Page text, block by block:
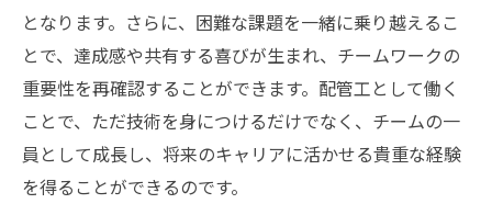
となります。さらに、困難な課題を一緒に乗り越えるこ
とで、達成感や共有する喜びが生まれ、チームワークの
重要性を再確認することができます。配管工として働く
ことで、ただ技術を身につけるだけでなく、チームの一
員として成長し、将来のキャリアに活かせる貴重な経験
を得ることができるのです。